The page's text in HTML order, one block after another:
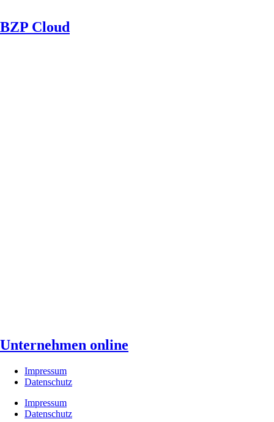
BZP Cloud
Unternehmen online
Impressum
Datenschutz
Impressum
Datenschutz